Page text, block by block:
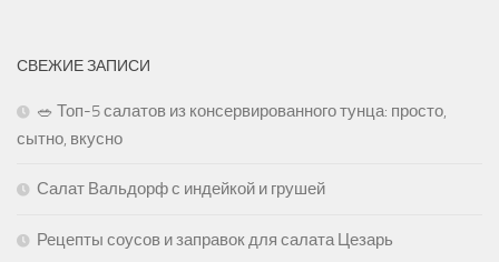
СВЕЖИЕ ЗАПИСИ
🥗 Топ-5 салатов из консервированного тунца: просто,
сытно, вкусно
Салат Вальдорф с индейкой и грушей
Рецепты соусов и заправок для салата Цезарь